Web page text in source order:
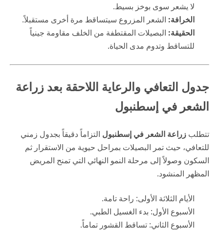
لا يشعر سوى بوخز بسيط.
الخرافة: الشعر المزروع سيتساقط مرة أخرى مستقبلاً.
الحقيقة: البصيلات المقتطفة من الخلف مقاومة جينياً
للتساقط وتدوم مدى الحياة.
جدول التعافي والرعاية اللاحقة بعد زراعة
الشعر في إسطنبول
تتطلب زراعة الشعر في إسطنبول التزاماً دقيقاً بجدول زمني
للتعافي، حيث تمر البصيلات بمراحل حيوية من الاستقرار ثم
السكون وصولاً إلى مرحلة النمو النهائي التي تمنح المريض
المظهر المنشود.
الأيام الثلاثة الأولى: راحة تامة.
الأسبوع الأول: بدء الغسيل الطبي.
الأسبوع الثاني: تساقط القشور تماماً.